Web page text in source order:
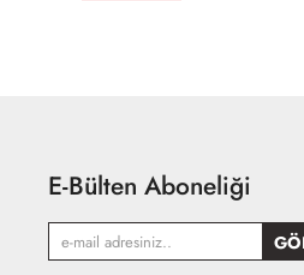
E-Bülten Aboneliği